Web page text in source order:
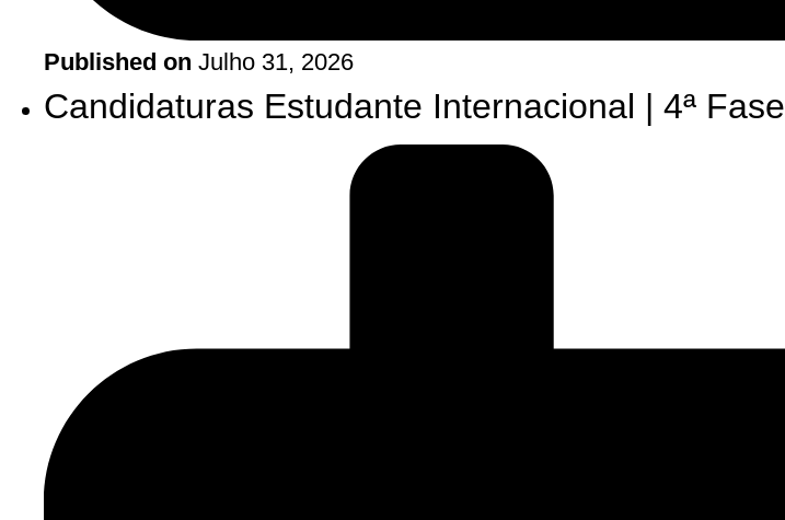
Published on Julho 31, 2026
Candidaturas Estudante Internacional | 4ª Fase